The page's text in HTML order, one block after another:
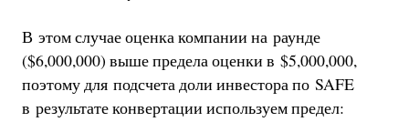
В этом случае оценка компании на раунде
($6,000,000) выше предела оценки в $5,000,000,
поэтому для подсчета доли инвестора по SAFE
в результате конвертации используем предел: